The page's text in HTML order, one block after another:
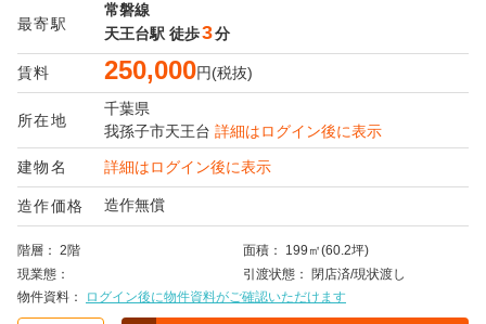
最寄駅
常磐線
天王台駅 徒歩3分
賃料 250,000円(税抜)
所在地
千葉県
我孫子市天王台 詳細はログイン後に表示
建物名 詳細はログイン後に表示
造作価格 造作無償
階層 2階 面積
199㎡(60.2坪)
現業態
引渡状態
閉店済/現状渡し
物件資料
ログイン後に物件資料がご確認いただけます